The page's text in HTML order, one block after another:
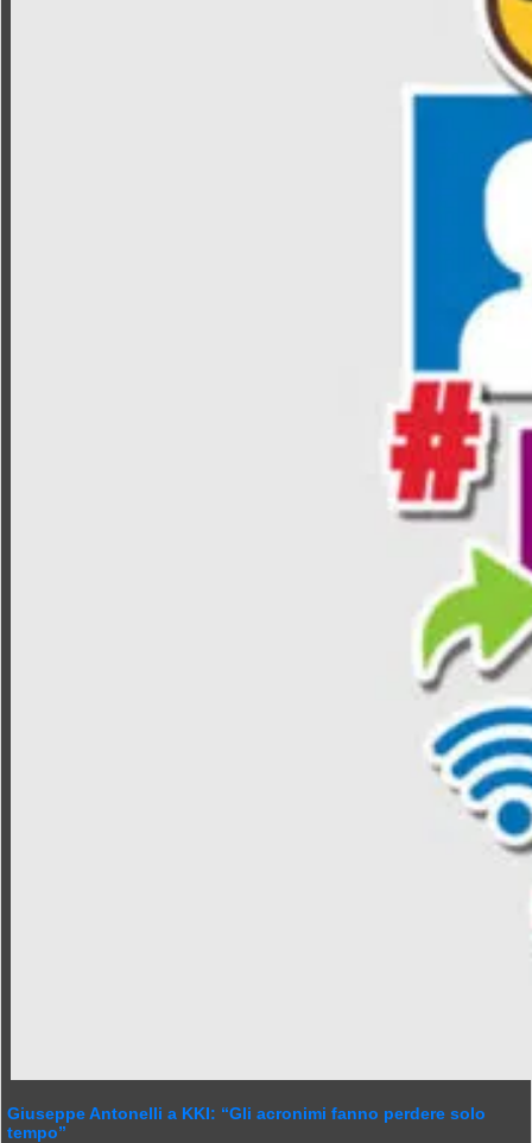
Giuseppe Antonelli a KKI: “Gli acronimi fanno perdere solo
tempo”